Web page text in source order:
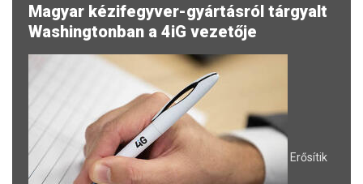
Magyar kézifegyver-gyártásról tárgyalt
Washingtonban a 4iG vezetője
Erősítik